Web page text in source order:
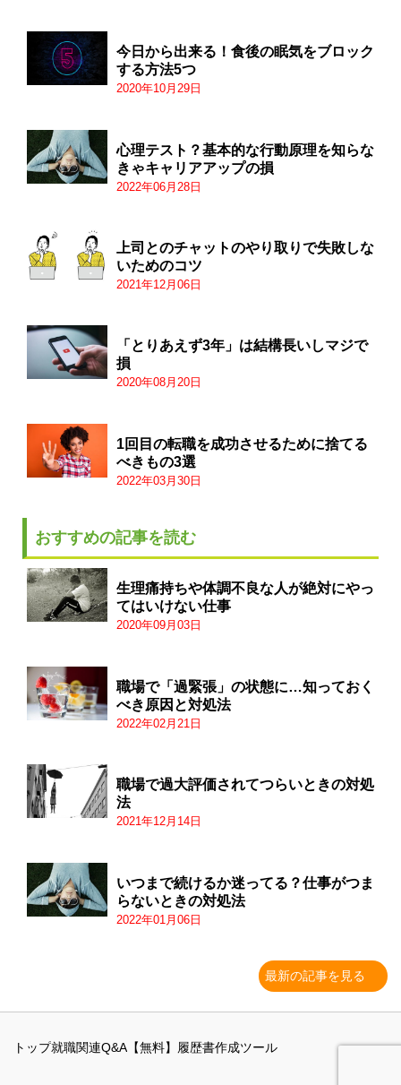
今日から出来る！食後の眠気をブロック
する方法5つ
2020年10月29日
心理テスト？基本的な行動原理を知らな
きゃキャリアアップの損
2022年06月28日
上司とのチャットのやり取りで失敗しな
いためのコツ
2021年12月06日
「とりあえず3年」は結構長いしマジで
損
2020年08月20日
1回目の転職を成功させるために捨てる
べきもの3選
2022年03月30日
おすすめの記事を読む
生理痛持ちや体調不良な人が絶対にやっ
てはいけない仕事
2020年09月03日
職場で「過緊張」の状態に…知っておく
べき原因と対処法
2022年02月21日
職場で過大評価されてつらいときの対処
法
2021年12月14日
いつまで続けるか迷ってる？仕事がつま
らないときの対処法
2022年01月06日
最新の記事を見る
トップ就職関連Q&A 【無料】履歴書作成ツール